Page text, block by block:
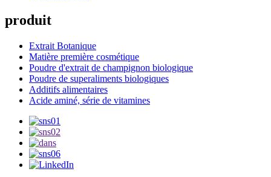
produit
Extrait Botanique
Matière première cosmétique
Poudre d'extrait de champignon biologique
Poudre de superaliments biologiques
Additifs alimentaires
Acide aminé, série de vitamines